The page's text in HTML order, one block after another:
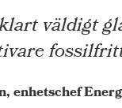
väldigt
enhetschef